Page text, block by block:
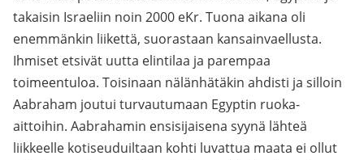
takaisin Israeliin noin 2000 eKr. Tuona aikana oli
enemmänkin liikettä, suorastaan kansainvaellusta.
Ihmiset etsivät uutta elintilaa ja parempaa
toimeentuloa. Toisinaan nälänhätäkin ahdisti ja silloin
Aabraham joutui turvautumaan Egyptin ruoka-
aittoihin. Aabrahamin ensisijaisena syynä lähteä
liikkeelle kotiseuduiltaan kohti luvattua maata ei ollut